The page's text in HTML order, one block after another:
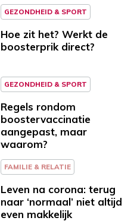
GEZONDHEID & SPORT
Hoe zit het? Werkt de
boosterprik direct?
GEZONDHEID & SPORT
Regels rondom
boostervaccinatie
aangepast, maar
waarom?
FAMILIE & RELATIE
Leven na corona: terug
naar ‘normaal’ niet altijd
even makkelijk